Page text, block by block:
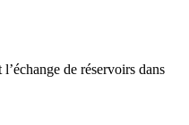
de réservoirs dans